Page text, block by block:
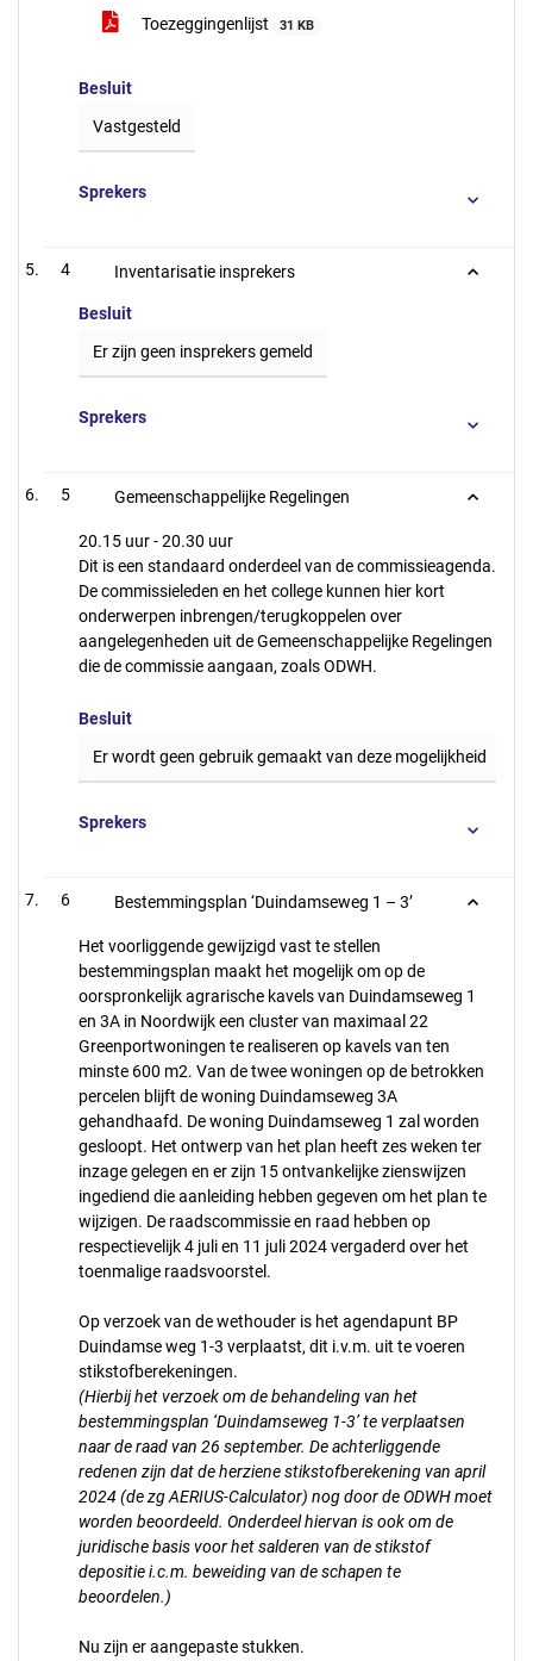
Toezeggingenlijst 31 KB
Besluit
Vastgesteld
Sprekers
4 Inventarisatie insprekers
Besluit
Er zijn geen insprekers gemeld
Sprekers
5 Gemeenschappelijke Regelingen
20.15 uur - 20.30 uur
Dit is een standaard onderdeel van de commissieagenda.
De commissieleden en het college kunnen hier kort
onderwerpen inbrengen/terugkoppelen over
aangelegenheden uit de Gemeenschappelijke Regelingen
die de commissie aangaan, zoals ODWH.
Besluit
Er wordt geen gebruik gemaakt van deze mogelijkheid
Sprekers
6 Bestemmingsplan ‘Duindamseweg 1 – 3’
Het voorliggende gewijzigd vast te stellen
bestemmingsplan maakt het mogelijk om op de
oorspronkelijk agrarische kavels van Duindamseweg 1
en 3A in Noordwijk een cluster van maximaal 22
Greenportwoningen te realiseren op kavels van ten
minste 600 m2. Van de twee woningen op de betrokken
percelen blijft de woning Duindamseweg 3A
gehandhaafd. De woning Duindamseweg 1 zal worden
gesloopt. Het ontwerp van het plan heeft zes weken ter
inzage gelegen en er zijn 15 ontvankelijke zienswijzen
ingediend die aanleiding hebben gegeven om het plan te
wijzigen. De raadscommissie en raad hebben op
respectievelijk 4 juli en 11 juli 2024 vergaderd over het
toenmalige raadsvoorstel.
Op verzoek van de wethouder is het agendapunt BP
Duindamse weg 1-3 verplaatst, dit i.v.m. uit te voeren
stikstofberekeningen.
(Hierbij het verzoek om de behandeling van het
bestemmingsplan ‘Duindamseweg 1-3’ te verplaatsen
naar de raad van 26 september. De achterliggende
redenen zijn dat de herziene stikstofberekening van april
2024 (de zg AERIUS-Calculator) nog door de ODWH moet
worden beoordeeld. Onderdeel hiervan is ook om de
juridische basis voor het salderen van de stikstof
depositie i.c.m. beweiding van de schapen te
beoordelen.)
Nu zijn er aangepaste stukken.